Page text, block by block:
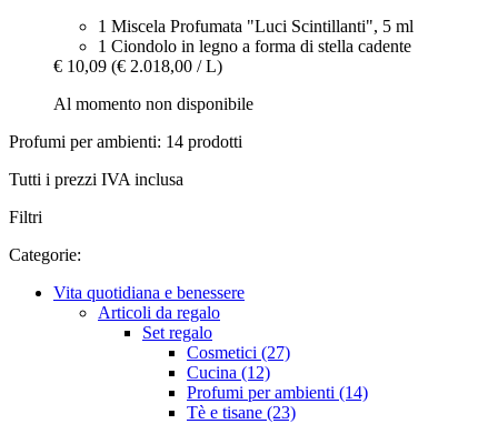
1 Miscela Profumata "Luci Scintillanti", 5 ml
1 Ciondolo in legno a forma di stella cadente
€ 10,09 (€ 2.018,00 / L)
Al momento non disponibile
Profumi per ambienti: 14 prodotti
Tutti i prezzi IVA inclusa
Filtri
Categorie:
Vita quotidiana e benessere
Articoli da regalo
Set regalo
Cosmetici (27)
Cucina (12)
Profumi per ambienti (14)
Tè e tisane (23)